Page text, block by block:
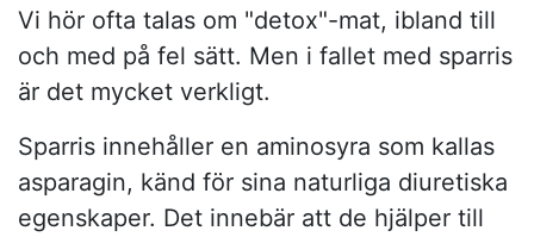
Vi hör ofta talas om "detox"-mat, ibland till
och med på fel sätt. Men i fallet med sparris
är det mycket verkligt.
Sparris innehåller en aminosyra som kallas
asparagin, känd för sina naturliga diuretiska
egenskaper. Det innebär att de hjälper till